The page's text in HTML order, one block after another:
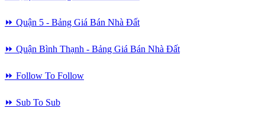
⏩ Quận 5 - Bảng Giá Bán Nhà Đất
⏩ Quận Bình Thạnh - Bảng Giá Bán Nhà Đất
⏩ Follow To Follow
⏩ Sub To Sub